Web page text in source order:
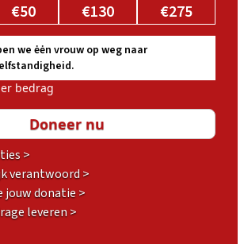
€50 €130 €275
we ėėn vrouw op weg naar
bedrag
>
verantwoord >
jouw donatie >
leveren >